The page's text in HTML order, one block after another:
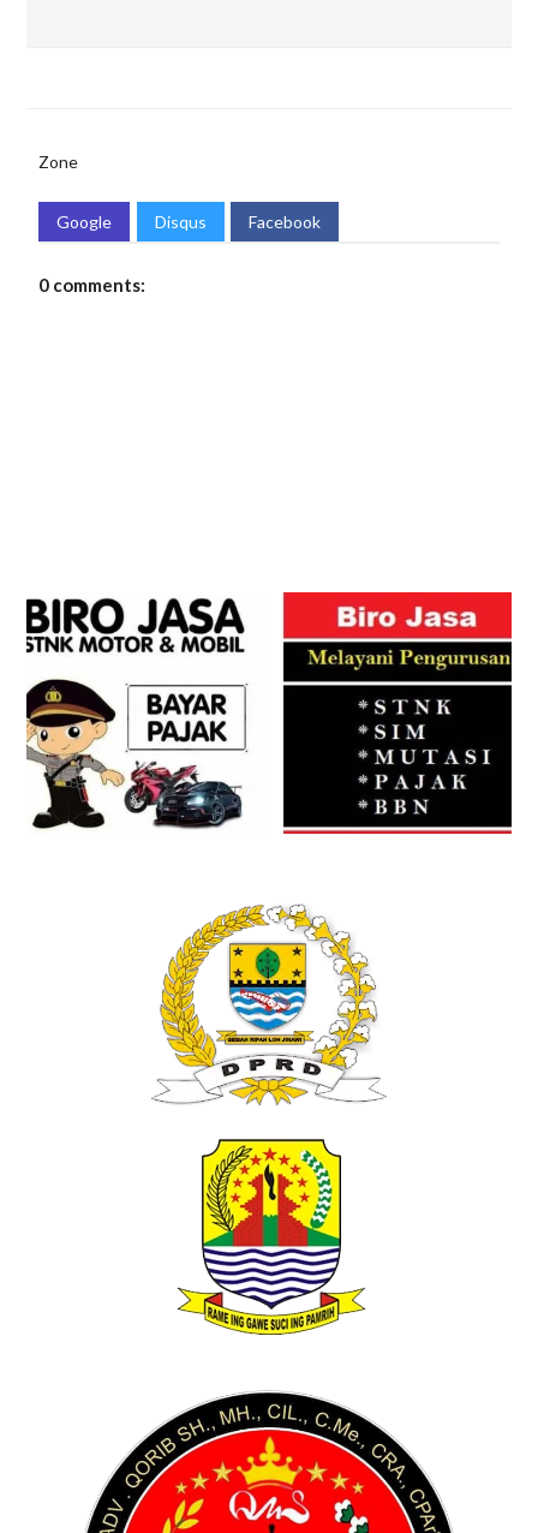
Zone
Google Disqus Facebook
0 comments: